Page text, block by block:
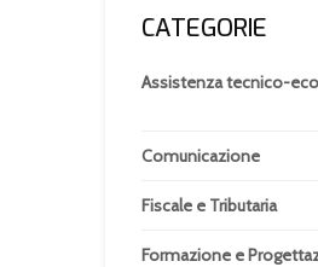
CATEGORIE
Assistenza tecnico-
Comunicazione
Fiscale e Tributaria
Formazione e